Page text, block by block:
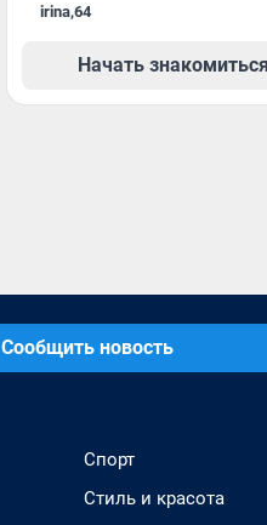
irina,64
Начать знакомиться
Сообщить новость
Спорт
Стиль и красота